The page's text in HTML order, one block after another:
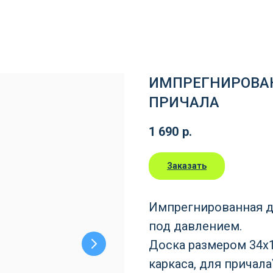
ПРИЧАЛА
1 690 р.
Заказать
Импрегнированная
под давлением.
Доска размером
каркаса, для